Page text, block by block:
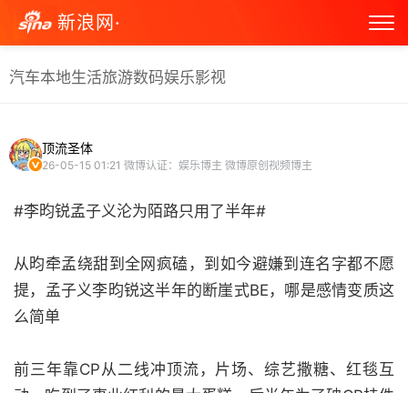
新浪网·
汽车本地生活旅游数码娱乐影视
顶流圣体
26-05-15 01:21 微博认证：娱乐博主 微博原创视频博主
#李昀锐孟子义沦为陌路只用了半年#
从昀牵孟绕甜到全网疯磕，到如今避嫌到连名字都不愿
提，孟子义李昀锐这半年的断崖式BE，哪是感情变质这
么简单
前三年靠CP从二线冲顶流，片场、综艺撒糖、红毯互